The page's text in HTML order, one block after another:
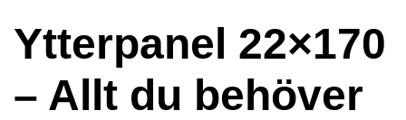
Ytterpanel 22×170
– Allt du behöver